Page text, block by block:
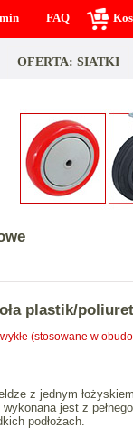
FAQ
OFERTA: SIATKI
plastik/
(stosowane w
z jednym
jest z
podłożach.